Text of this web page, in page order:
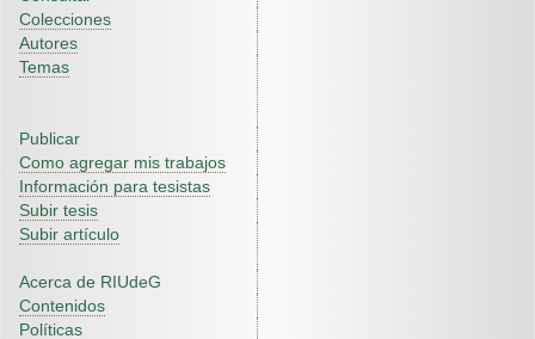
Colecciones
Autores
Temas
Publicar
Como agregar mis trabajos
Información para tesistas
Subir tesis
Subir artículo
Acerca de RIUdeG
Contenidos
Políticas